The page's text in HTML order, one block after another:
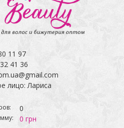
11 97
41 36
лицо: Лариса
0
0 грн